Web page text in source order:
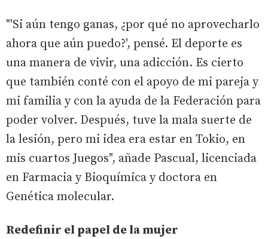
"'Si aún tengo ganas, ¿por qué no aprovecharlo
ahora que aún puedo?', pensé. El deporte es
una manera de vivir, una adicción. Es cierto
que también conté con el apoyo de mi pareja y
mi familia y con la ayuda de la Federación para
poder volver. Después, tuve la mala suerte de
la lesión, pero mi idea era estar en Tokio, en
mis cuartos Juegos", añade Pascual, licenciada
en Farmacia y Bioquímica y doctora en
Genética molecular.
Redefinir el papel de la mujer